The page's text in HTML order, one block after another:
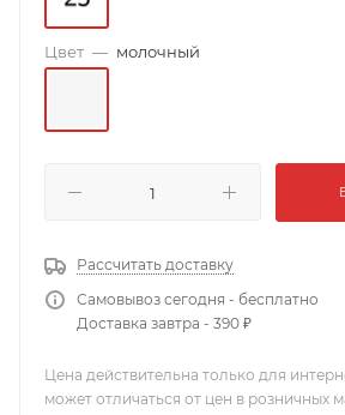
Цвет — молочный
Рассчитать доставку
Самовывоз сегодня - бесплатно
Доставка завтра - 390 ₽
Цена действительна только для
может отличаться от цен в розничных